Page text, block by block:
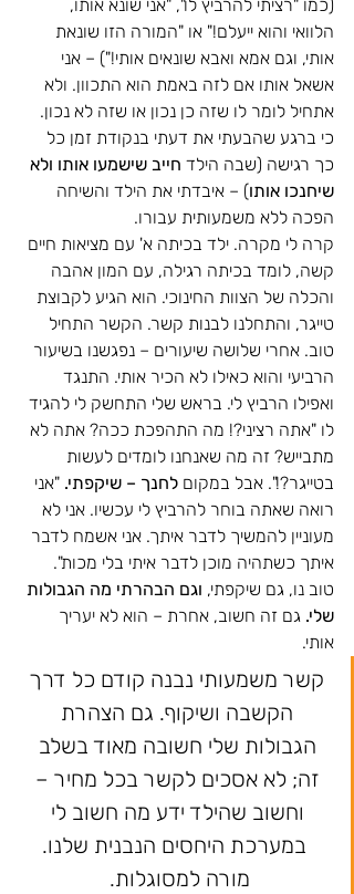
(כמו "רציתי להרביץ לו", "אני שונא אותו,
הלוואי והוא ייעלם!" או "המורה הזו שונאת
אותי, וגם אמא ואבא שונאים אותי!") – אני
אשאל אותו אם לזה באמת הוא התכוון. ולא
אתחיל לומר לו שזה כן נכון או שזה לא נכון.
כי ברגע שהבעתי את דעתי בנקודת זמן כל
כך רגישה (שבה הילד חייב שישמעו אותו ולא
שיחנכו אותו) – איבדתי את הילד והשיחה
הפכה ללא משמעותית עבורו.
קרה לי מקרה. ילד בכיתה א' עם מציאות חיים
קשה, לומד בכיתה רגילה, עם המון אהבה
והכלה של הצוות החינוכי. הוא הגיע לקבוצת
טייגר, והתחלנו לבנות קשר. הקשר התחיל
טוב. אחרי שלושה שיעורים – נפגשנו בשיעור
הרביעי והוא כאילו לא הכיר אותי. התנגד
ואפילו הרביץ לי. בראש שלי התחשק לי להגיד
לו "אתה רציני?! מה התהפכת ככה? אתה לא
מתבייש? זה מה שאנחנו לומדים לעשות
בטייגר?!". אבל במקום לחנך – שיקפתי. "אני
רואה שאתה בוחר להרביץ לי עכשיו. אני לא
מעוניין להמשיך לדבר איתך. אני אשמח לדבר
איתך כשתהיה מוכן לדבר איתי בלי מכות".
טוב נו, גם שיקפתי, וגם הבהרתי מה הגבולות
שלי. גם זה חשוב, אחרת – הוא לא יעריך
אותי.
קשר משמעותי נבנה קודם כל דרך
הקשבה ושיקוף. גם הצהרת
הגבולות שלי חשובה מאוד בשלב
זה; לא אסכים לקשר בכל מחיר –
וחשוב שהילד ידע מה חשוב לי
במערכת היחסים הנבנית שלנו.
מורה למסוגלות.